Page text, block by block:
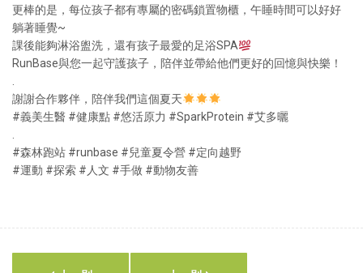
更棒的是，每位孩子都有專屬的密碼鎖置物櫃，午睡時間可以好好
躺著睡覺~
課後能夠淋浴盥洗，還有孩子最愛的足浴SPA
RunBase與您一起守護孩子，陪伴並帶給他們更好的回憶與快樂！
.
謝謝合作夥伴，陪伴我們這個夏天
#義美生醫 #健康點 #悠活原力 #SparkProtein #艾多曬
.
#森林跑站 #runbase #兒童夏令營 #定向越野
#運動 #探索 #人文 #手做 #動物友善